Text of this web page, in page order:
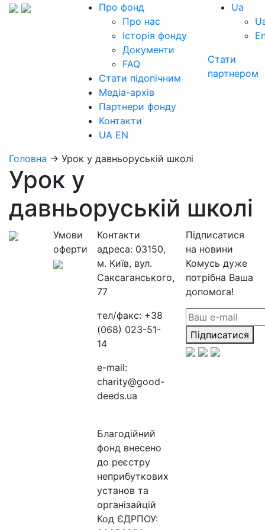
Про фонд
Про нас
Історія фонду
Документи
FAQ
Стати підопічним
Медіа-архів
Партнери фонду
Контакти
UA EN
Ua
Стати
партнером
Головна → Урок у давньоруській школі
Урок у
давньоруській школі
Умови
оферти
Контакти
адреса: 03150,
м. Київ, вул.
Саксаганського,
77
тел/факс: +38
(068) 023-51-
14
e-mail:
charity@good-
deeds.ua
Благодійний
фонд внесено
до реєстру
неприбуткових
установ та
організайцій
Код ЄДРПОУ:
Підписатися
на новини
Комусь дуже
потрібна Ваша
допомога!
Підписатися